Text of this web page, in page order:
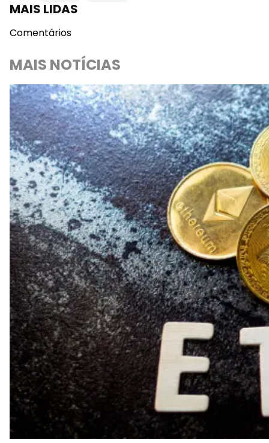
MAIS LIDAS
Comentários
MAIS NOTÍCIAS